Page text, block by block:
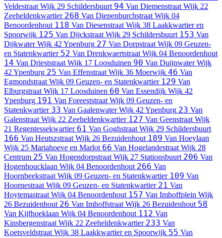
Veldestraat Wijk 29 Schildersbuurt 94 Van Diemenstraat Wijk 22
Zeeheldenkwartier 268 Van Diepenburchstraat Wijk 04
Benoordenhout 118 Van Diesenstraat Wijk 38 Laakkwartier en
Spoorwijk 125 Van Dijckstraat Wijk 29 Schildersbuurt 153 Van
Dijkwater Wijk 42 Ypenburg 27 Van Dorpstraat Wijk 09 Geuzen-
en Statenkwartier 52 Van Drenkwaertstraat Wijk 04 Benoordenhout
14 Van Drieststraat Wijk 17 Loosduinen 90 Van Duijnwater Wijk
42 Ypenburg 25 Van Effenstraat Wijk 36 Moerwijk 46 Van
Egmondstraat Wijk 09 Geuzen- en Statenkwartier 129 Van
Elburgstraat Wijk 17 Loosduinen 60 Van Essendijk Wijk 42
Ypenburg 191 Van Foreeststraat Wijk 09 Geuzen- en
Statenkwartier 33 Van Gaalenwater Wijk 42 Ypenburg 23 Van
Galenstraat Wijk 22 Zeeheldenkwartier 127 Van Geenstraat Wijk
21 Regentessekwartier 61 Van Goghstraat Wijk 29 Schildersbuurt
166 Van Heutszstraat Wijk 26 Bezuidenhout 189 Van Hoeylaan
Wijk 25 Mariahoeve en Marlot 66 Van Hogelandestraat Wijk 28
Centrum 25 Van Hogendorpstraat Wijk 27 Stationsbuurt 206 Van
Hogenhoucklaan Wijk 04 Benoordenhout 266 Van
Hoornbeekstraat Wijk 09 Geuzen- en Statenkwartier 109 Van
Hoornestraat Wijk 09 Geuzen- en Statenkwartier 21 Van
Hoytemastraat Wijk 04 Benoordenhout 157 Van Imhoffplein Wijk
26 Bezuidenhout 26 Van Imhoffstraat Wijk 26 Bezuidenhout 58
Van Kijfhoeklaan Wijk 04 Benoordenhout 112 Van
Kinsbergenstraat Wijk 22 Zeeheldenkwartier 233 Van
Koetsveldstraat Wijk 38 Laakkwartier en Spoorwijk 55 Van